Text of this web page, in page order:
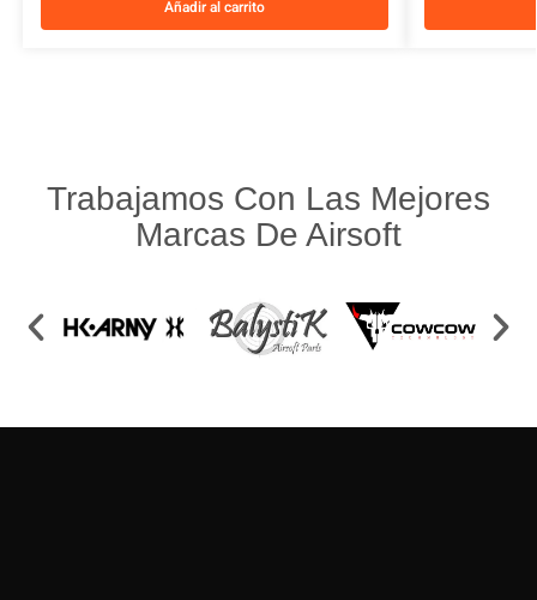
Añadir al carrito
Trabajamos Con Las Mejores
Marcas De Airsoft